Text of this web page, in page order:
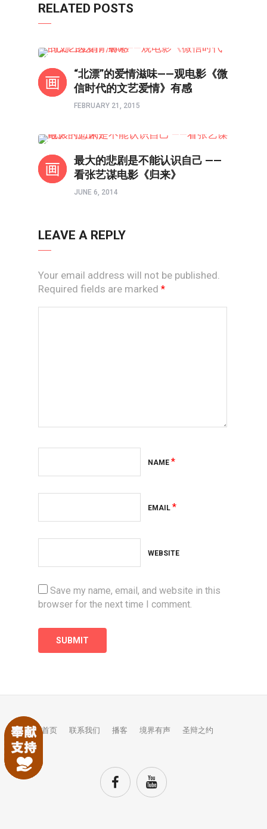
RELATED POSTS
“北漂”的爱情滋味——观电影《微
信时代的文艺爱情》有感
FEBRUARY 21, 2015
最大的悲剧是不能认识自己 ——
看张艺谋电影《归来》
JUNE 6, 2014
LEAVE A REPLY
Your email address will not be published.
Required fields are marked *
NAME *
EMAIL *
WEBSITE
Save my name, email, and website in this
browser for the next time I comment.
首页 联系我们 播客 境界有声 圣辩之约